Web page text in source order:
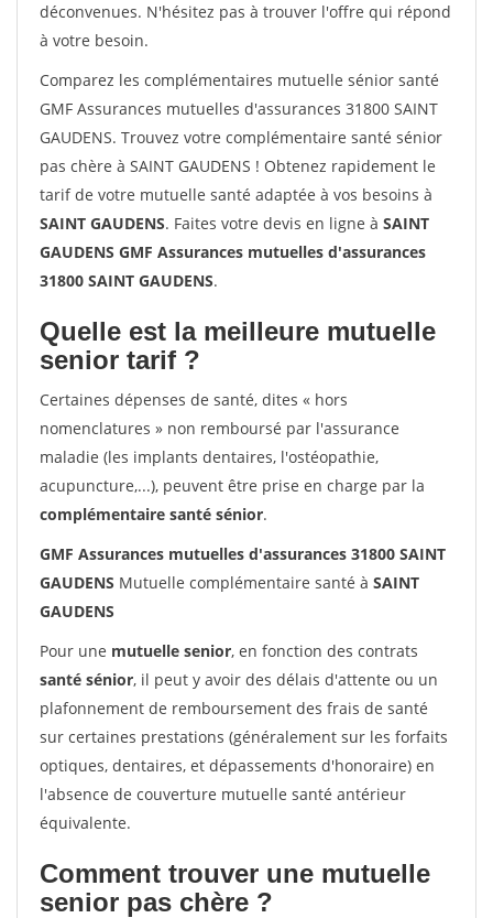
déconvenues. N'hésitez pas à trouver l'offre qui répond
à votre besoin.
Comparez les complémentaires mutuelle sénior santé
GMF Assurances mutuelles d'assurances 31800 SAINT
GAUDENS. Trouvez votre complémentaire santé sénior
pas chère à SAINT GAUDENS ! Obtenez rapidement le
tarif de votre mutuelle santé adaptée à vos besoins à
SAINT GAUDENS. Faites votre devis en ligne à SAINT
GAUDENS GMF Assurances mutuelles d'assurances
31800 SAINT GAUDENS.
Quelle est la meilleure mutuelle
senior tarif ?
Certaines dépenses de santé, dites « hors
nomenclatures » non remboursé par l'assurance
maladie (les implants dentaires, l'ostéopathie,
acupuncture,...), peuvent être prise en charge par la
complémentaire santé sénior.
GMF Assurances mutuelles d'assurances 31800 SAINT
GAUDENS Mutuelle complémentaire santé à SAINT
GAUDENS
Pour une mutuelle senior, en fonction des contrats
santé sénior, il peut y avoir des délais d'attente ou un
plafonnement de remboursement des frais de santé
sur certaines prestations (généralement sur les forfaits
optiques, dentaires, et dépassements d'honoraire) en
l'absence de couverture mutuelle santé antérieur
équivalente.
Comment trouver une mutuelle
senior pas chère ?